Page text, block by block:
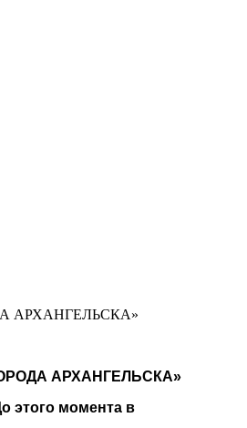
АРХАНГЕЛЬСКА»
АРХАНГЕЛЬСКА»
этого момента в